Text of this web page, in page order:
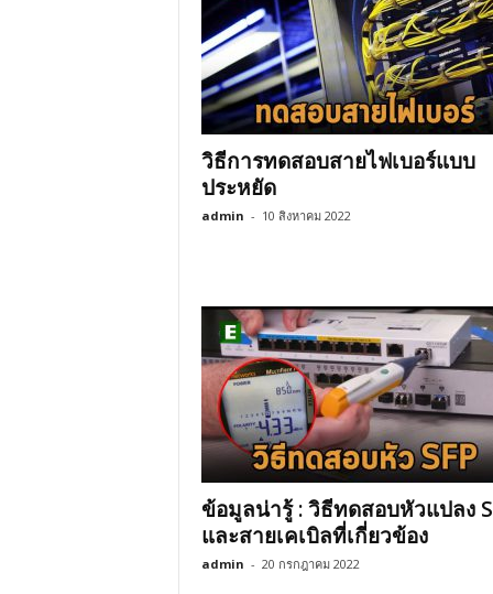
วิธีการทดสอบสายไฟเบอร์แบบ
ประหยัด
admin - 10 สิงหาคม 2022
ข้อมูลน่ารู้ : วิธีทดสอบหัวแปลง
และสายเคเบิลที่เกี่ยวข้อง
admin - 20 กรกฎาคม 2022